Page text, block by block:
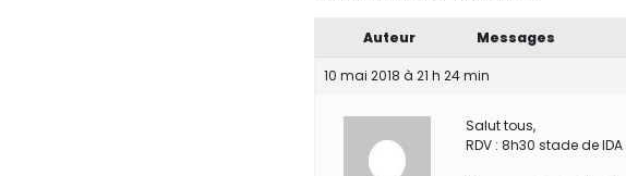
Auteur Messages
10 mai 2018 à 21 h 24 min
Salut tous,
RDV : 8h30 stade de IDA